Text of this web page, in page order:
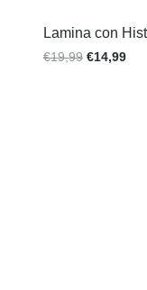
Lamina con
€19,99 €14,99